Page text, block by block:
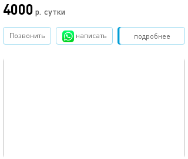
4000 р. сутки
подробнее
Позвонить написать Забронировать